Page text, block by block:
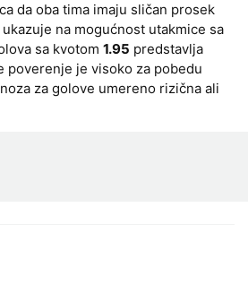
da oba tima imaju sličan prosek
na mogućnost utakmice sa
sa kvotom 1.95 predstavlja
poverenje je visoko za pobedu
za golove umereno rizična ali